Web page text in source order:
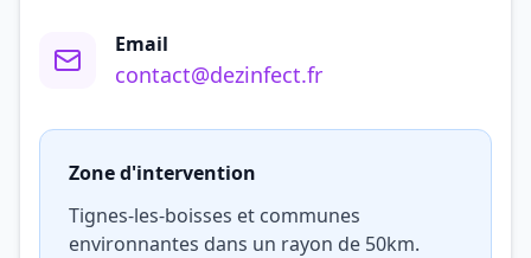
Email
contact@dezinfect.fr
Zone d'intervention
Tignes-les-boisses et communes
environnantes dans un rayon de 50km.